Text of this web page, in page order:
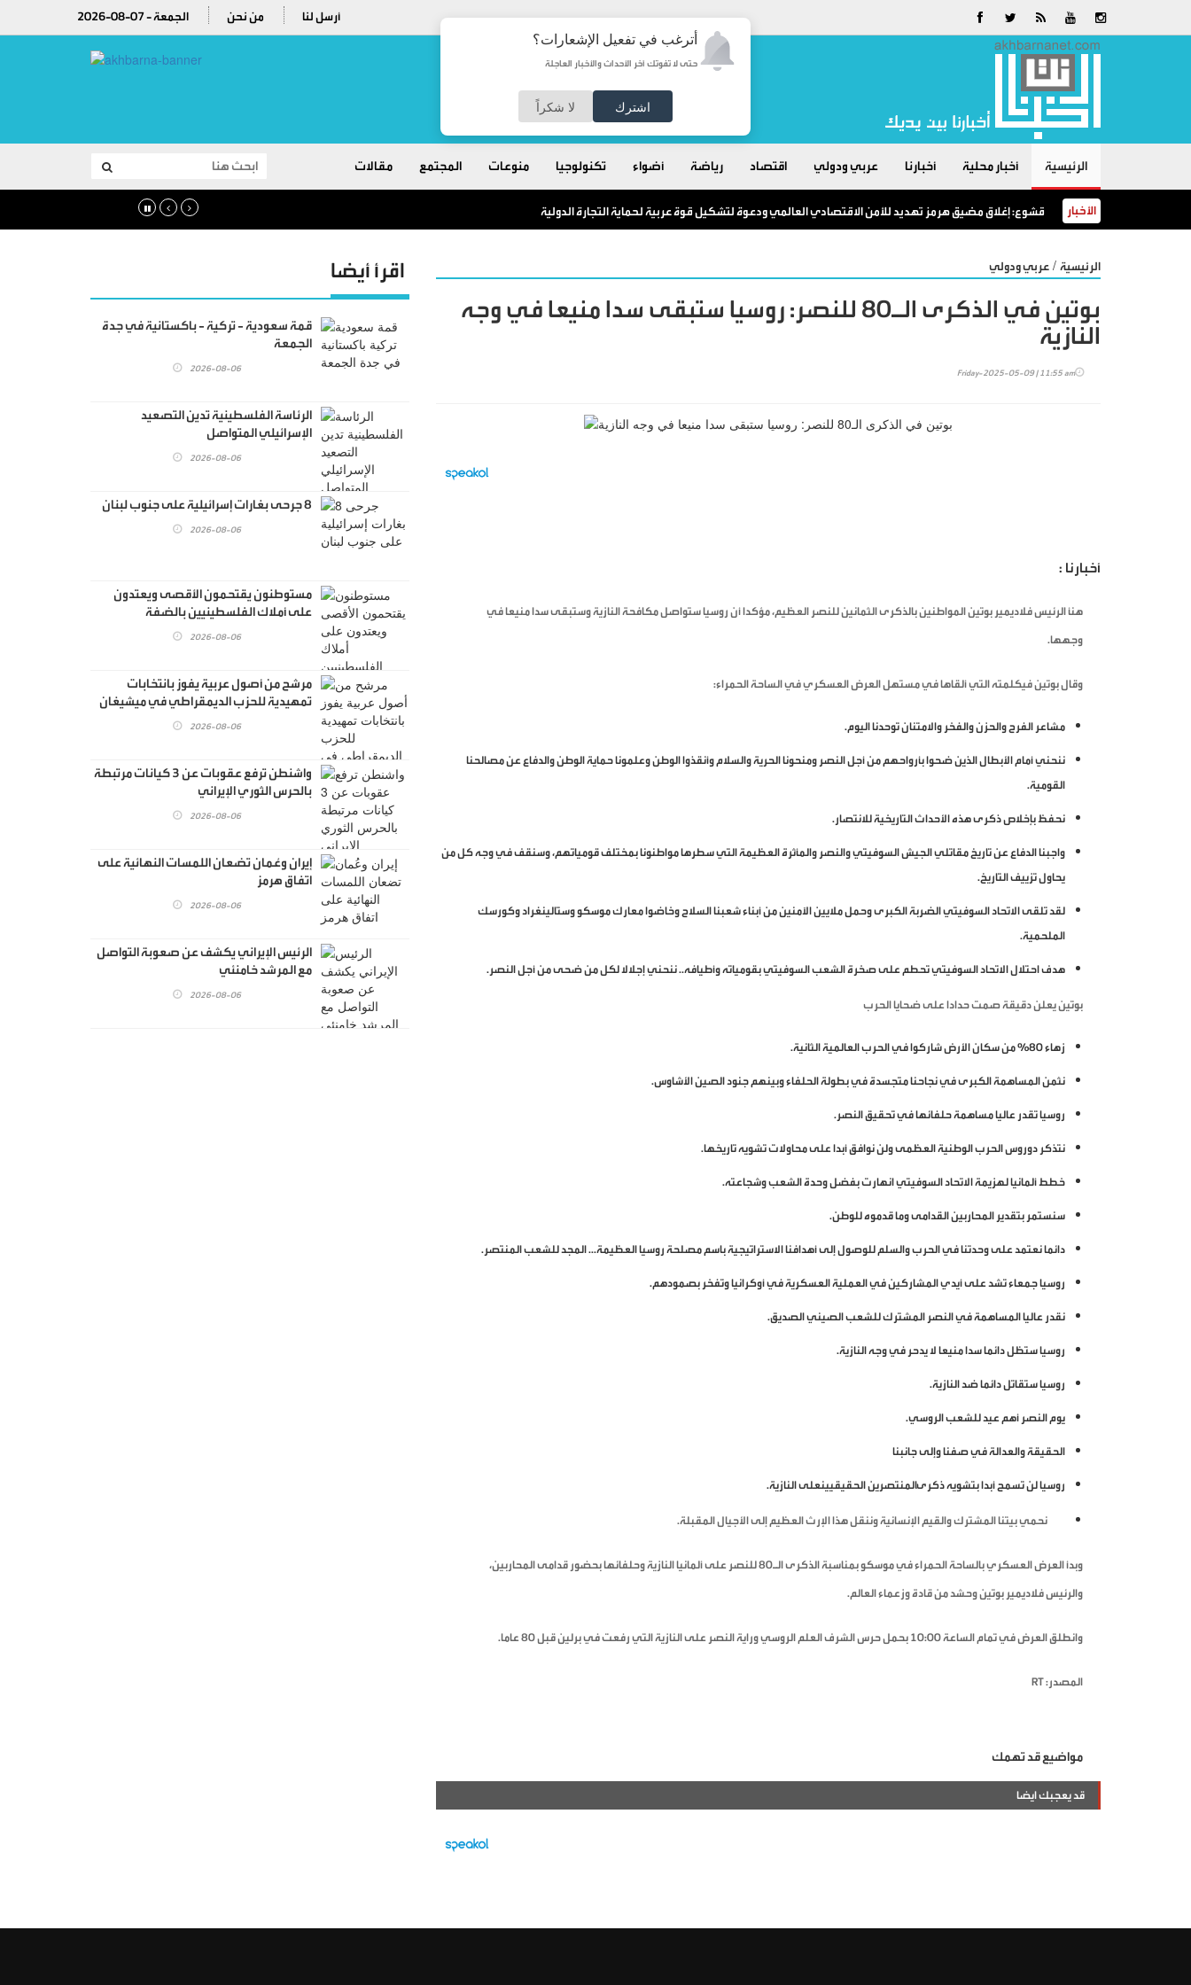
أترغب في تفعيل الإشعارات؟
حتى لا تفوتك آخر الأحداث والأخبار العاجلة
اشترك لا شكراً
2026-08-07 - الجمعة من نحن أرسل لنا
الرئيسية أخبار محلية أخبارنا عربي ودولي اقتصاد رياضة أضواء تكنولوجيا منوعات المجتمع مقالات
الأخبار قشوع: إغلاق مضيق هرمز تهديد للأمن الاقتصادي العالمي ودعوة لتشكيل قوة عربية لحماية التجارة الدولية
الرئيسية / عربي ودولي
بوتين في الذكرى الـ80 للنصر: روسيا ستبقى سدا منيعا في وجه
النازية
Friday-2025-05-09 | 11:55 am
أخبارنا :
هنأ الرئيس فلاديمير بوتين المواطنين بالذكرى الثمانين للنصر العظيم، مؤكدا أن روسيا ستواصل مكافحة النازية وستبقى سدا منيعا في
وجهها.
وقال بوتين فيكلمته التي ألقاها في مستهل العرض العسكري في الساحة الحمراء:
مشاعر الفرح والحزن والفخر والامتنان توحدنا اليوم.
ننحني أمام الأبطال الذين ضحوا بأرواحهم من أجل النصر ومنحونا الحرية والسلام وأنقذوا الوطن وعلمونا حماية الوطن والدفاع عن مصالحنا
القومية.
نحفظ بإخلاص ذكرى هذه الأحداث التاريخية للانتصار.
واجبنا الدفاع عن تاريخ مقاتلي الجيش السوفيتي والنصر والمأثرة العظيمة التي سطرها مواطنونا بمختلف قومياتهم، وسنقف في وجه كل من
يحاول تزييف التاريخ.
لقد تلقى الاتحاد السوفيتي الضربة الكبرى وحمل ملايين الآمنين من أبناء شعبنا السلاح وخاضوا معارك موسكو وستالينغراد وكورسك
الملحمية.
هدف احتلال الاتحاد السوفيتي تحطم على صخرة الشعب السوفيتي بقومياته وأطيافه.. ننحني إجلالا لكل من ضحى من أجل النصر.
بوتين يعلن دقيقة صمت حدادا على ضحايا الحرب
زهاء 80% من سكان الأرض شاركوا في الحرب العالمية الثانية.
نثمن المساهمة الكبرى في نجاحنا متجسدة في بطولة الحلفاء وبينهم جنود الصين الأشاوس.
روسيا تقدر عاليا مساهمة حلفائها في تحقيق النصر.
نتذكر دوروس الحرب الوطنية العظمى ولن نوافق أبدا على محاولات تشويه تاريخها.
خطط ألمانيا لهزيمة الاتحاد السوفيتي انهارت بفضل وحدة الشعب وشجاعته.
سنستمر بتقدير المحاربين القدامى وما قدموه للوطن.
دائما نعتمد على وحدتنا في الحرب والسلم للوصول إلى أهدافنا الاستراتيجية باسم مصلحة روسيا العظيمة... المجد للشعب المنتصر.
روسيا جمعاء تشد على أيدي المشاركين في العملية العسكرية في أوكرانيا وتفخر بصمودهم.
نقدر عاليا المساهمة في النصر المشترك للشعب الصيني الصديق.
روسيا ستظل دائما سدا منيعا لا يدحر في وجه النازية.
روسيا ستقاتل دائما ضد النازية.
يوم النصر أهم عيد للشعب الروسي.
الحقيقة والعدالة في صفنا وإلى جانبنا
روسيا لن تسمح أبدا بتشويه ذكرىالمنتصرين الحقيقيينعلى النازية.
نحمي بيتنا المشترك والقيم الإنسانية وننقل هذا الإرث العظيم إلى الأجيال المقبلة.
وبدأ العرض العسكري بالساحة الحمراء في موسكو بمناسبة الذكرى الـ80 للنصر على ألمانيا النازية وحلفائها بحضور قدامى المحاربين،
والرئيس فلاديمير بوتين وحشد من قادة وزعماء العالم.
وانطلق العرض في تمام الساعة 10:00 بحمل حرس الشرف العلم الروسي وراية النصر على النازية التي رفعت في برلين قبل 80 عاما.
المصدر: RT
مواضيع قد تهمك
قد يعجبك ايضا
اقرأ أيضا
قمة سعودية - تركية - باكستانية في جدة
الجمعة
2026-08-06
الرئاسة الفلسطينية تدين التصعيد
الإسرائيلي المتواصل
2026-08-06
8 جرحى بغارات إسرائيلية على جنوب لبنان
2026-08-06
مستوطنون يقتحمون الأقصى ويعتدون
على أملاك الفلسطينيين بالضفة
2026-08-06
مرشح من أصول عربية يفوز بانتخابات
تمهيدية للحزب الديمقراطي في ميشيغان
2026-08-06
واشنطن ترفع عقوبات عن 3 كيانات مرتبطة
بالحرس الثوري الإيراني
2026-08-06
إيران وعُمان تضعان اللمسات النهائية على
اتفاق هرمز
2026-08-06
الرئيس الإيراني يكشف عن صعوبة التواصل
مع المرشد خامنئي
2026-08-06